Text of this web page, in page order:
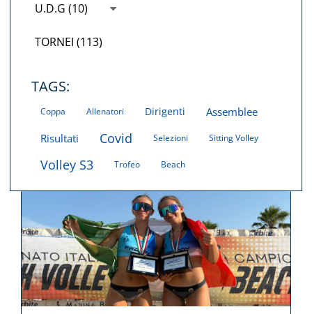
U.D.G (10)
TORNEI (113)
TAGS:
Coppa Allenatori Dirigenti
Assemblee
Risultati
Covid Selezioni Sitting Volley
Volley S3 Trofeo Beach